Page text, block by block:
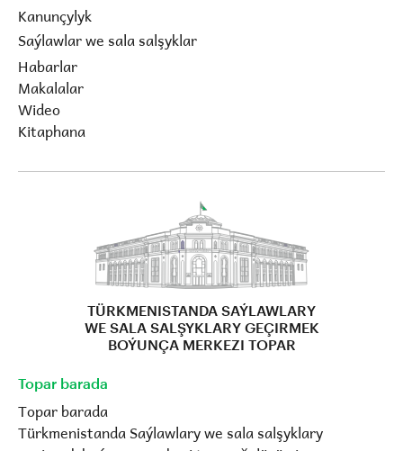
Kanunçylyk
Saýlawlar we sala salşyklar
Habarlar
Makalalar
Wideo
Kitaphana
TÜRKMENISTANDA SAÝLAWLARY
WE SALA SALŞYKLARY GEÇIRMEK
BOÝUNÇA MERKEZI TOPAR
Topar barada
Topar barada
Türkmenistanda Saýlawlary we sala salşyklary